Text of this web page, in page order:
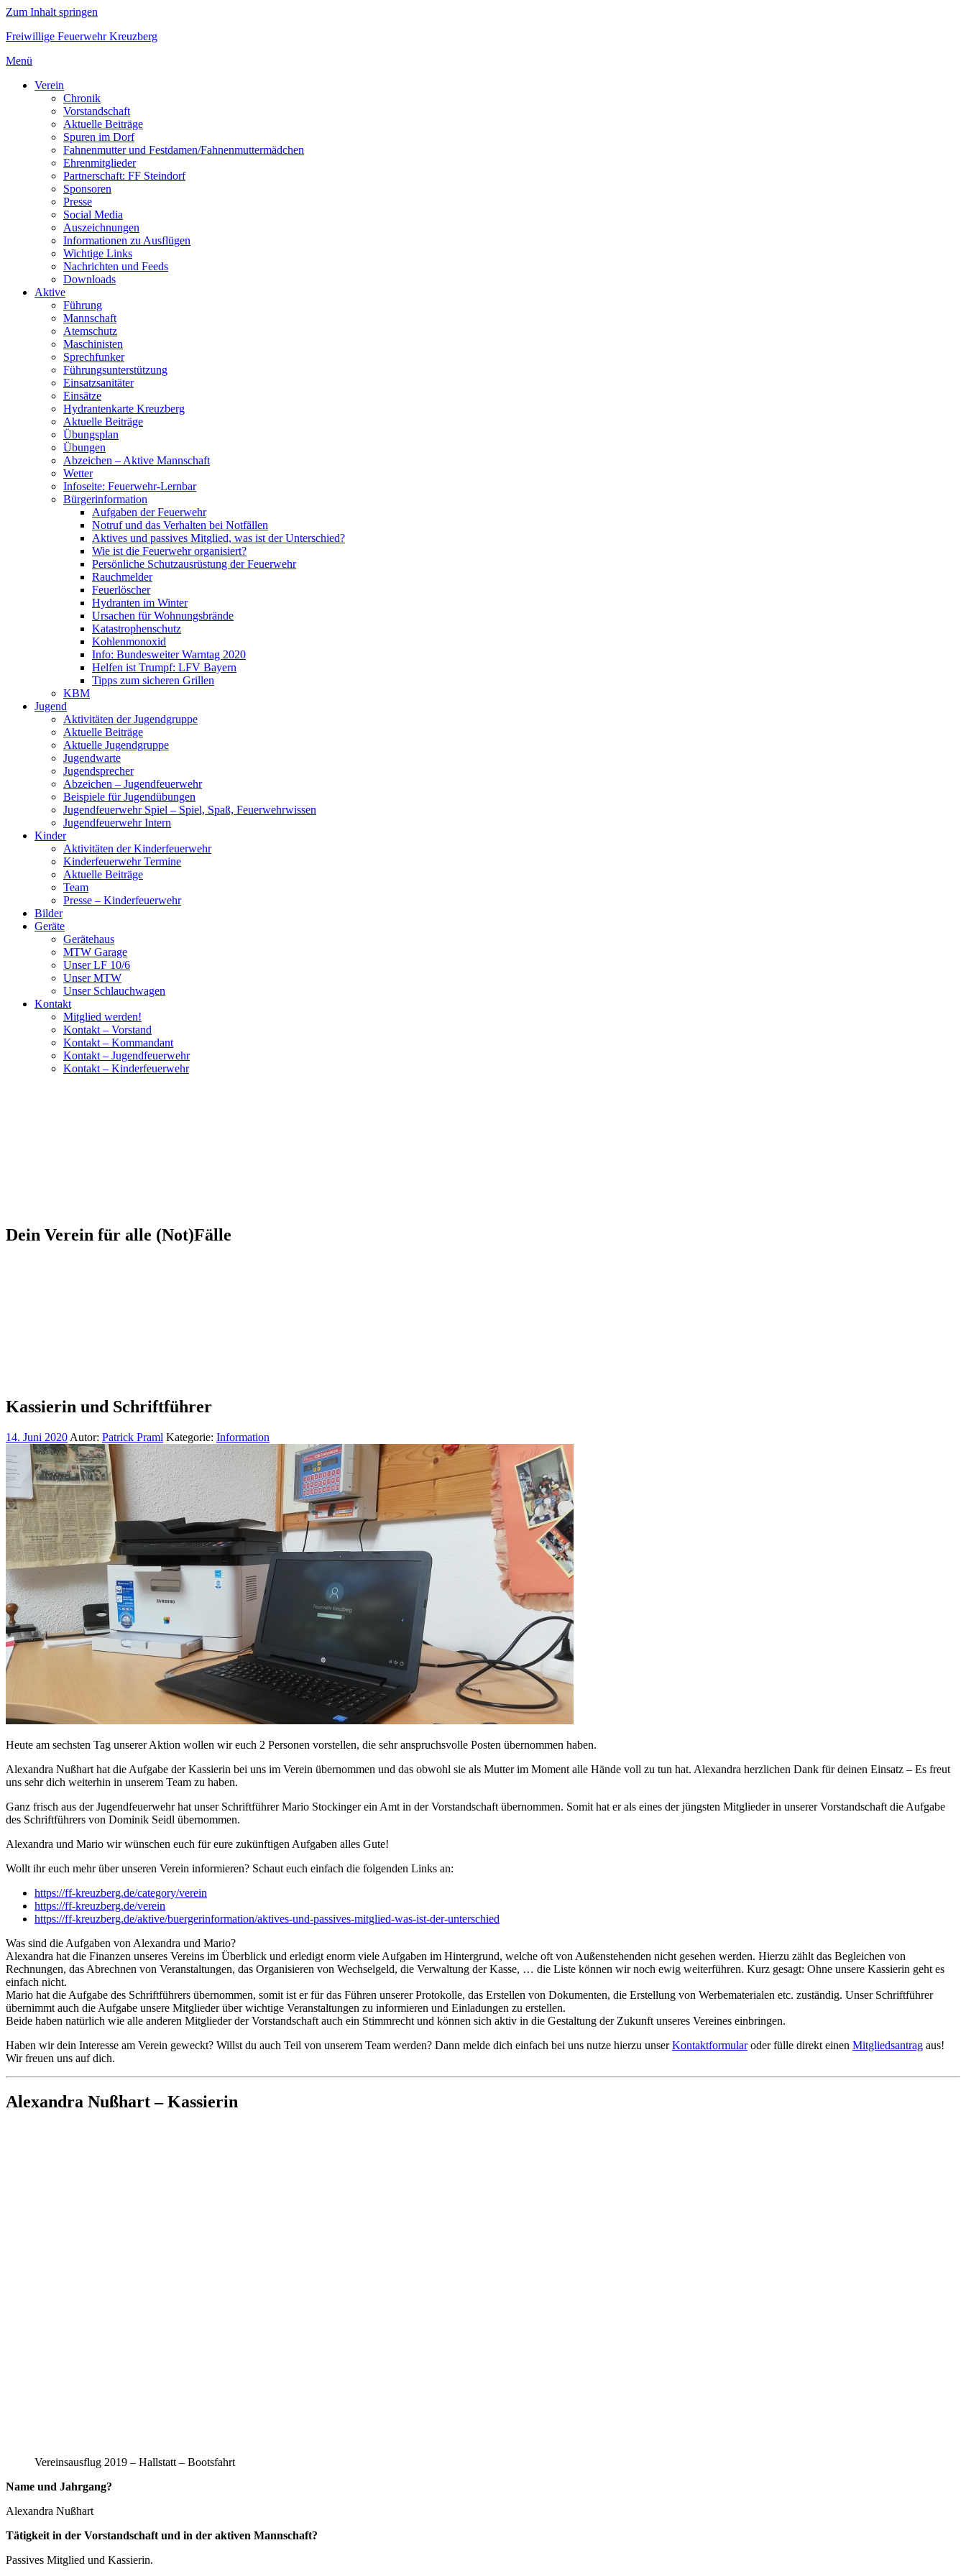
Zum Inhalt springen
Freiwillige Feuerwehr Kreuzberg
Menü
Verein
Chronik
Vorstandschaft
Aktuelle Beiträge
Spuren im Dorf
Fahnenmutter und Festdamen/Fahnenmuttermädchen
Ehrenmitglieder
Partnerschaft: FF Steindorf
Sponsoren
Presse
Social Media
Auszeichnungen
Informationen zu Ausflügen
Wichtige Links
Nachrichten und Feeds
Downloads
Aktive
Führung
Mannschaft
Atemschutz
Maschinisten
Sprechfunker
Führungsunterstützung
Einsatzsanitäter
Einsätze
Hydrantenkarte Kreuzberg
Aktuelle Beiträge
Übungsplan
Übungen
Abzeichen – Aktive Mannschaft
Wetter
Infoseite: Feuerwehr-Lernbar
Bürgerinformation
Aufgaben der Feuerwehr
Notruf und das Verhalten bei Notfällen
Aktives und passives Mitglied, was ist der Unterschied?
Wie ist die Feuerwehr organisiert?
Persönliche Schutzausrüstung der Feuerwehr
Rauchmelder
Feuerlöscher
Hydranten im Winter
Ursachen für Wohnungsbrände
Katastrophenschutz
Kohlenmonoxid
Info: Bundesweiter Warntag 2020
Helfen ist Trumpf: LFV Bayern
Tipps zum sicheren Grillen
KBM
Jugend
Aktivitäten der Jugendgruppe
Aktuelle Beiträge
Aktuelle Jugendgruppe
Jugendwarte
Jugendsprecher
Abzeichen – Jugendfeuerwehr
Beispiele für Jugendübungen
Jugendfeuerwehr Spiel – Spiel, Spaß, Feuerwehrwissen
Jugendfeuerwehr Intern
Kinder
Aktivitäten der Kinderfeuerwehr
Kinderfeuerwehr Termine
Aktuelle Beiträge
Team
Presse – Kinderfeuerwehr
Bilder
Geräte
Gerätehaus
MTW Garage
Unser LF 10/6
Unser MTW
Unser Schlauchwagen
Kontakt
Mitglied werden!
Kontakt – Vorstand
Kontakt – Kommandant
Kontakt – Jugendfeuerwehr
Kontakt – Kinderfeuerwehr
Dein Verein für alle (Not)Fälle
Kassierin und Schriftführer
14. Juni 2020 Autor: Patrick Praml Kategorie: Information
Heute am sechsten Tag unserer Aktion wollen wir euch 2 Personen vorstellen, die sehr anspruchsvolle Posten übernommen haben.
Alexandra Nußhart hat die Aufgabe der Kassierin bei uns im Verein übernommen und das obwohl sie als Mutter im Moment alle Hände voll zu tun hat. Alexandra herzlichen Dank für deinen Einsatz – Es freut
uns sehr dich weiterhin in unserem Team zu haben.
Ganz frisch aus der Jugendfeuerwehr hat unser Schriftführer Mario Stockinger ein Amt in der Vorstandschaft übernommen. Somit hat er als eines der jüngsten Mitglieder in unserer Vorstandschaft die Aufgabe
des Schriftführers von Dominik Seidl übernommen.
Alexandra und Mario wir wünschen euch für eure zukünftigen Aufgaben alles Gute!
Wollt ihr euch mehr über unseren Verein informieren? Schaut euch einfach die folgenden Links an:
https://ff-kreuzberg.de/category/verein
https://ff-kreuzberg.de/verein
https://ff-kreuzberg.de/aktive/buergerinformation/aktives-und-passives-mitglied-was-ist-der-unterschied
Was sind die Aufgaben von Alexandra und Mario?
Alexandra hat die Finanzen unseres Vereins im Überblick und erledigt enorm viele Aufgaben im Hintergrund, welche oft von Außenstehenden nicht gesehen werden. Hierzu zählt das Begleichen von
Rechnungen, das Abrechnen von Veranstaltungen, das Organisieren von Wechselgeld, die Verwaltung der Kasse, … die Liste können wir noch ewig weiterführen. Kurz gesagt: Ohne unsere Kassierin geht es
einfach nicht.
Mario hat die Aufgabe des Schriftführers übernommen, somit ist er für das Führen unserer Protokolle, das Erstellen von Dokumenten, die Erstellung von Werbematerialen etc. zuständig. Unser Schriftführer
übernimmt auch die Aufgabe unsere Mitglieder über wichtige Veranstaltungen zu informieren und Einladungen zu erstellen.
Beide haben natürlich wie alle anderen Mitglieder der Vorstandschaft auch ein Stimmrecht und können sich aktiv in die Gestaltung der Zukunft unseres Vereines einbringen.
Haben wir dein Interesse am Verein geweckt? Willst du auch Teil von unserem Team werden? Dann melde dich einfach bei uns nutze hierzu unserKontaktformularoder fülle direkt einen Mitgliedsantrag aus!
Wir freuen uns auf dich.
Alexandra Nußhart – Kassierin
Vereinsausflug 2019 – Hallstatt – Bootsfahrt
Name und Jahrgang?
Alexandra Nußhart
Tätigkeit in der Vorstandschaft und in der aktiven Mannschaft?
Passives Mitglied und Kassierin.